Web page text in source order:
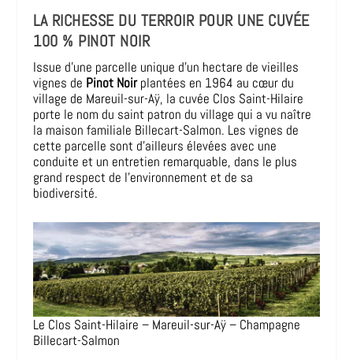
LA RICHESSE DU TERROIR POUR UNE CUVÉE
100 % PINOT NOIR
Issue d’une parcelle unique d’un hectare de vieilles
vignes de Pinot Noirplantées en 1964 au cœur du
village de Mareuil-sur-Aÿ, la cuvée Clos Saint-Hilaire
porte le nom du saint patron du village qui a vu naître
la maison familiale Billecart-Salmon. Les vignes de
cette parcelle sont d’ailleurs élevées avec une
conduite et un entretien remarquable, dans le plus
grand respect de l’environnement et de sa
biodiversité.
Le Clos Saint-Hilaire – Mareuil-sur-Aÿ – Champagne
Billecart-Salmon